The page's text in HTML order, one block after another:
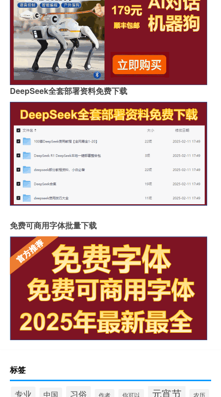
DeepSeek全套部署资料免费下载
免费可商用字体批量下载
标签
专业 中国 习俗 作者 你可以 元宵节 农历